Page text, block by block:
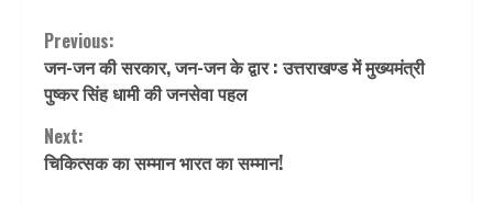
Continue
Reading
Previous:
जन-जन की सरकार, जन-जन के द्वार : उत्तराखण्ड में मुख्यमंत्री
पुष्कर सिंह धामी की जनसेवा पहल
Next:
चिकित्सक का सम्मान भारत का सम्मान!